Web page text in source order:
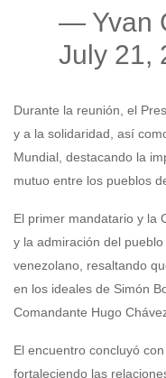
— Yvan
July 21,
Durante la reunión, el
y a la solidaridad, así
Mundial, destacando la
mutuo entre los pueblos
El primer mandatario y la
y la admiración del
venezolano, resaltando
en los ideales de Simón
Comandante Hugo
El encuentro concluyó
fortaleciendo las